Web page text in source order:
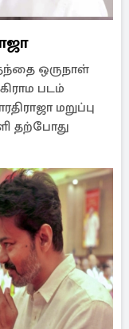
ஒருநாள்
படம்
மறுப்பு
தற்போது